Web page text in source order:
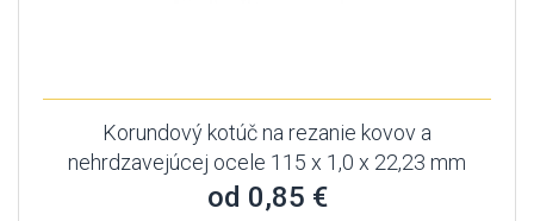
Korundový kotúč na rezanie kovov a
nehrdzavejúcej ocele 115 x 1,0 x 22,23 mm
od 0,85 €